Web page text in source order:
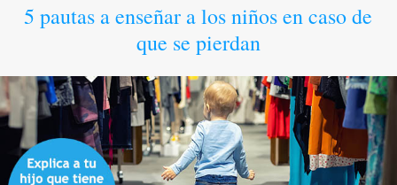
5 pautas a enseñar a los niños en caso de
que se pierdan